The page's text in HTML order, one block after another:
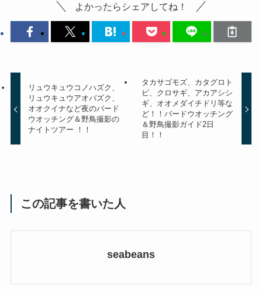
よかったらシェアしてね！
リュウキュウコノハズク、
リュウキュウアオバズク、
オオクイナなど夜のバード
ウオッチング＆野鳥撮影の
ナイトツアー ！！
タカサゴモズ、カタグロト
ビ、クロサギ、アカアシシ
ギ、オオメダイチドリ等な
ど！！バードウオッチング
＆野鳥撮影ガイド2日
目！！
この記事を書いた人
seabeans